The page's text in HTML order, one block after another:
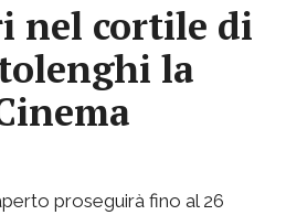
nel cortile di
la
proseguirà fino al 26